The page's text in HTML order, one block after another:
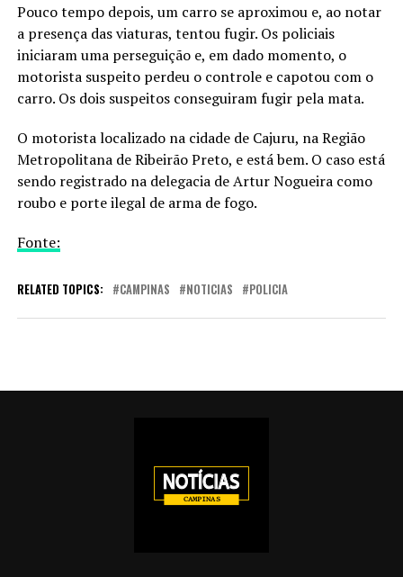
Pouco tempo depois, um carro se aproximou e, ao notar
a presença das viaturas, tentou fugir. Os policiais
iniciaram uma perseguição e, em dado momento, o
motorista suspeito perdeu o controle e capotou com o
carro. Os dois suspeitos conseguiram fugir pela mata.
O motorista localizado na cidade de Cajuru, na Região
Metropolitana de Ribeirão Preto, e está bem. O caso está
sendo registrado na delegacia de Artur Nogueira como
roubo e porte ilegal de arma de fogo.
Fonte:
RELATED TOPICS: CAMPINAS NOTICIAS POLICIA